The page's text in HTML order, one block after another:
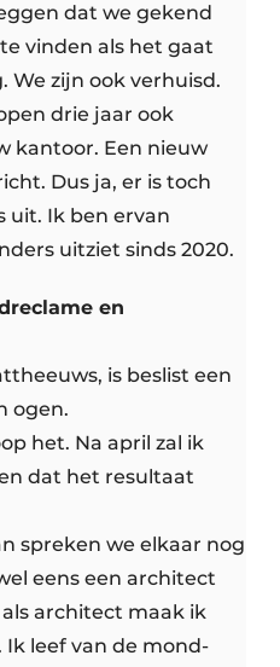
dat we gekend
vinden als het gaat
We zijn ook verhuisd.
drie jaar ook
kantoor. Een nieuw
Dus ja, er is toch
uit. Ik ben ervan
uitziet sinds 2020.
en
is beslist een
ogen.
het. Na april zal ik
dat het resultaat
spreken we elkaar nog
eens een architect
architect maak ik
leef van de mond-